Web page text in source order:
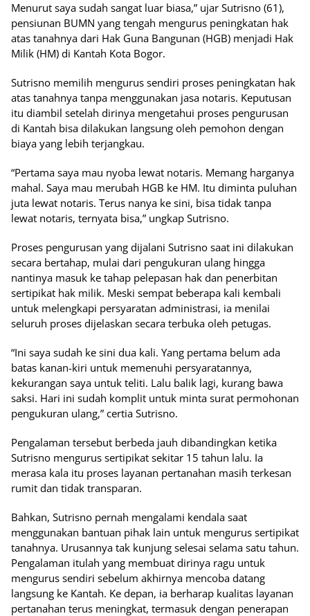
Menurut saya sudah sangat luar biasa,” ujar Sutrisno (61),
pensiunan BUMN yang tengah mengurus peningkatan hak
atas tanahnya dari Hak Guna Bangunan (HGB) menjadi Hak
Milik (HM) di Kantah Kota Bogor.
Sutrisno memilih mengurus sendiri proses peningkatan hak
atas tanahnya tanpa menggunakan jasa notaris. Keputusan
itu diambil setelah dirinya mengetahui proses pengurusan
di Kantah bisa dilakukan langsung oleh pemohon dengan
biaya yang lebih terjangkau.
“Pertama saya mau nyoba lewat notaris. Memang harganya
mahal. Saya mau merubah HGB ke HM. Itu diminta puluhan
juta lewat notaris. Terus nanya ke sini, bisa tidak tanpa
lewat notaris, ternyata bisa,” ungkap Sutrisno.
Proses pengurusan yang dijalani Sutrisno saat ini dilakukan
secara bertahap, mulai dari pengukuran ulang hingga
nantinya masuk ke tahap pelepasan hak dan penerbitan
sertipikat hak milik. Meski sempat beberapa kali kembali
untuk melengkapi persyaratan administrasi, ia menilai
seluruh proses dijelaskan secara terbuka oleh petugas.
“Ini saya sudah ke sini dua kali. Yang pertama belum ada
batas kanan-kiri untuk memenuhi persyaratannya,
kekurangan saya untuk teliti. Lalu balik lagi, kurang bawa
saksi. Hari ini sudah komplit untuk minta surat permohonan
pengukuran ulang,” certia Sutrisno.
Pengalaman tersebut berbeda jauh dibandingkan ketika
Sutrisno mengurus sertipikat sekitar 15 tahun lalu. Ia
merasa kala itu proses layanan pertanahan masih terkesan
rumit dan tidak transparan.
Bahkan, Sutrisno pernah mengalami kendala saat
menggunakan bantuan pihak lain untuk mengurus sertipikat
tanahnya. Urusannya tak kunjung selesai selama satu tahun.
Pengalaman itulah yang membuat dirinya ragu untuk
mengurus sendiri sebelum akhirnya mencoba datang
langsung ke Kantah. Ke depan, ia berharap kualitas layanan
pertanahan terus meningkat, termasuk dengan penerapan